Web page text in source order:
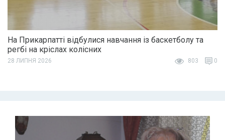
На Прикарпатті відбулися навчання із баскетболу та
регбі на кріслах колісних
28 ЛИПНЯ 2026 803 0